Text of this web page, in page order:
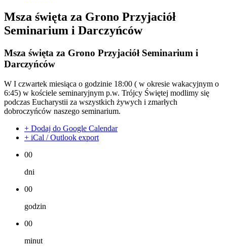
Msza święta za Grono Przyjaciół
Seminarium i Darczyńców
Msza święta za Grono Przyjaciół Seminarium i
Darczyńców
W I czwartek miesiąca o godzinie 18:00 ( w okresie wakacyjnym o
6:45) w kościele seminaryjnym p.w. Trójcy Świętej modlimy się
podczas Eucharystii za wszystkich żywych i zmarłych
dobroczyńców naszego seminarium.
+ Dodaj do Google Calendar
+ iCal / Outlook export
00
dni
00
godzin
00
minut